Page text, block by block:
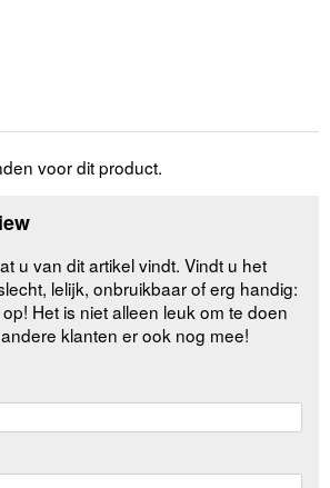
voor dit product.
u van dit artikel vindt. Vindt u het
lelijk, onbruikbaar of erg handig:
Het is niet alleen leuk om te doen
klanten er ook nog mee!